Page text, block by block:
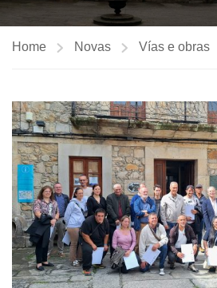
Home Novas Vías e obras